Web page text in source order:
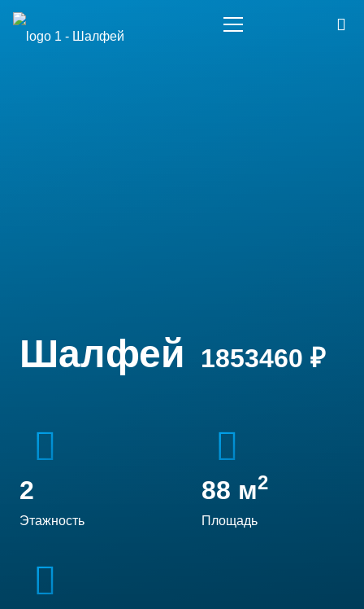
Шалфей 1853460₽
2
Этажность
88 м2
Площадь